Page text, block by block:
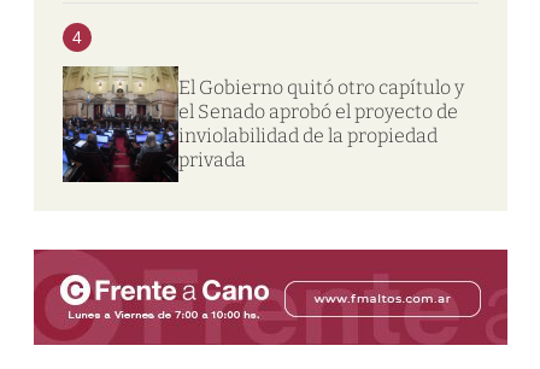
4
El Gobierno quitó otro capítulo y
el Senado aprobó el proyecto de
inviolabilidad de la propiedad
privada